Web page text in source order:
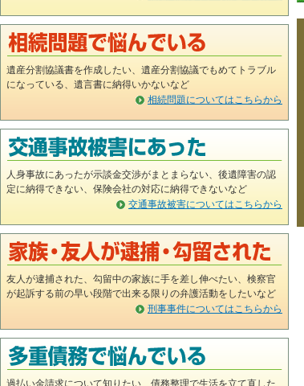
遺産分割協議書を作成したい、遺産分割協議でもめてトラブル
になっている、遺言書に納得いかないなど
相続問題についてはこちらから
人身事故にあったが示談金交渉がまとまらない、後遺障害の認
定に納得できない、保険会社の対応に納得できないなど
交通事故被害についてはこちらから
友人が逮捕された、勾留中の家族に手を差し伸べたい、検察官
が起訴する前の早い段階で出来る限りの弁護活動をしたいなど
刑事事件についてはこちらから
過払い金請求について知りたい、債務整理で生活を立て直した